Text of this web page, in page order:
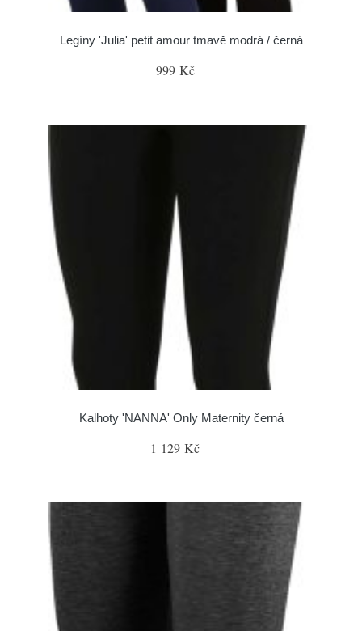
Legíny 'Julia' petit amour tmavě modrá / černá
999 Kč
Kalhoty 'NANNA' Only Maternity černá
1 129 Kč